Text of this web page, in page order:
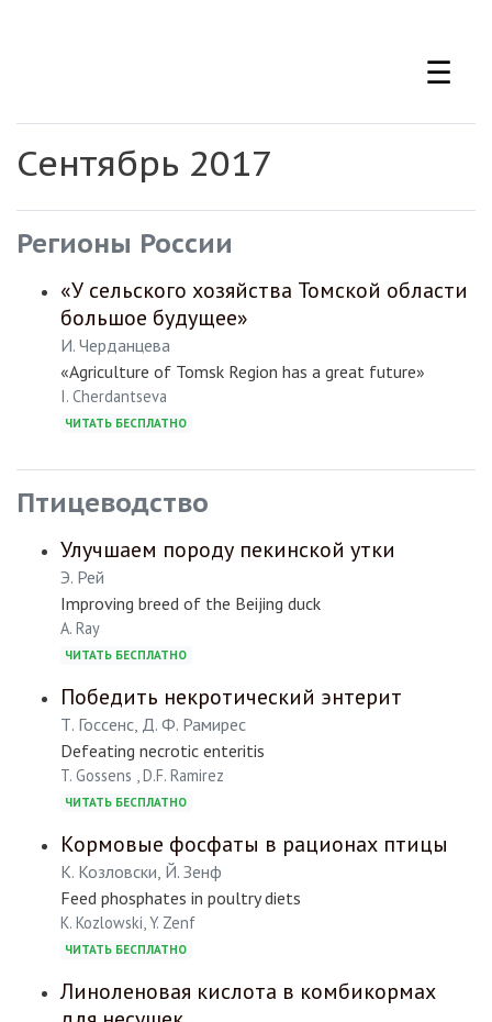
☰
Сентябрь 2017
Регионы России
«У сельского хозяйства Томской области
большое будущее»
И. Черданцева
«Agriculture of Tomsk Region has a great future»
I. Cherdantseva
ЧИТАТЬ БЕСПЛАТНО
Птицеводство
Улучшаем породу пекинской утки
Э. Рей
Improving breed of the Beijing duck
А. Ray
ЧИТАТЬ БЕСПЛАТНО
Победить некротический энтерит
Т. Госсенс, Д. Ф. Рамирес
Defeating necrotic enteritis
T. Gossens , D.F. Ramirez
ЧИТАТЬ БЕСПЛАТНО
Кормовые фосфаты в рационах птицы
К. Козловски, Й. Зенф
Feed phosphates in poultry diets
K. Kozlowski, Y. Zenf
ЧИТАТЬ БЕСПЛАТНО
Линоленовая кислота в комбикормах